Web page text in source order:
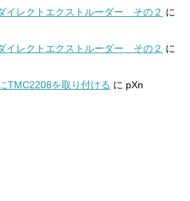
イレクトエクストルーダー その２ に
イレクトエクストルーダー その２ に
TMC2208を取り付ける に pXn